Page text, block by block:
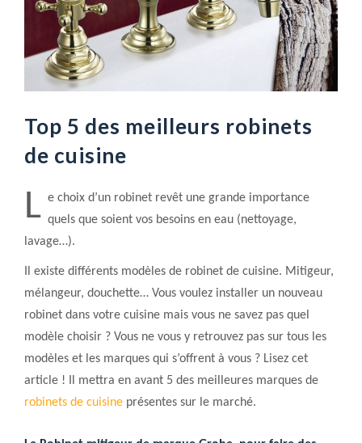
Top 5 des meilleurs robinets
de cuisine
L e choix d’un robinet revêt une grande importance
quels que soient vos besoins en eau (nettoyage,
lavage…).
Il existe différents modèles de robinet de cuisine. Mitigeur,
mélangeur, douchette… Vous voulez installer un nouveau
robinet dans votre cuisine mais vous ne savez pas quel
modèle choisir ? Vous ne vous y retrouvez pas sur tous les
modèles et les marques qui s’offrent à vous ? Lisez cet
article ! Il mettra en avant 5 des meilleures marques de
robinets de cuisine présentes sur le marché.